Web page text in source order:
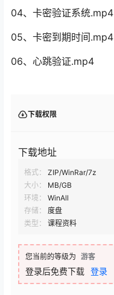
04、卡密验证系统.mp4
05、卡密到期时间.mp4
06、心跳验证.mp4
下载权限
下载地址
格式：
ZIP/WinRar/7z
大小：
MB/GB
环境：
WinAll
存储：
度盘
类型：
课程资料
您当前的等级为 游客
登录后免费下载 登录